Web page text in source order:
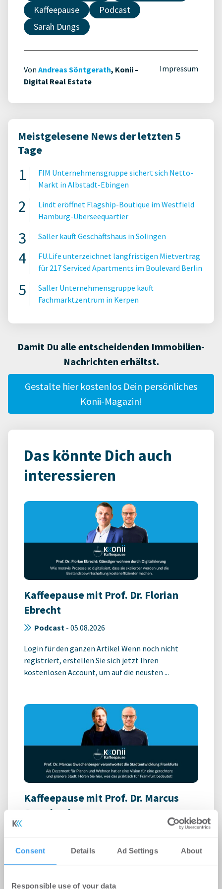
Consent Details Ad Settings About
Responsible use of your data
Kaffeepause
Podcast
Sarah Dungs
Von Andreas Söntgerath, Konii –
Digital Real Estate
Impressum
Meistgelesene News der letzten 5
Tage
FIM Unternehmensgruppe sichert sich Netto-
Markt in Albstadt-Ebingen
Lindt eröffnet Flagship-Boutique im Westfield
Hamburg-Überseequartier
Saller kauft Geschäftshaus in Solingen
FU.Life unterzeichnet langfristigen Mietvertrag
für 217 Serviced Apartments im Boulevard Berlin
Saller Unternehmensgruppe kauft
Fachmarktzentrum in Kerpen
Damit Du alle entscheidenden Immobilien-
Nachrichten erhältst.
Gestalte hier kostenlos Dein persönliches
Konii-Magazin!
Das könnte Dich auch
interessieren
Kaffeepause mit Prof. Dr. Florian
Ebrecht
Podcast - 05.08.2026
Login für den ganzen Artikel Wenn noch nicht
registriert, erstellen Sie sich jetzt Ihren
kostenlosen Account, um auf die neusten ...
Kaffeepause mit Prof. Dr. Marcus
Gwechenberger
Kaffeepause mit Prof. Dr. Marcus Gwechenberger:
Frankfurts Planungsdezernent über Wohnungsbau,